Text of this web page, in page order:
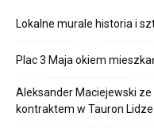
Lokalne murale historia i
Plac 3 Maja okiem
Aleksander Maciejewski
kontraktem w Tauron Lidze